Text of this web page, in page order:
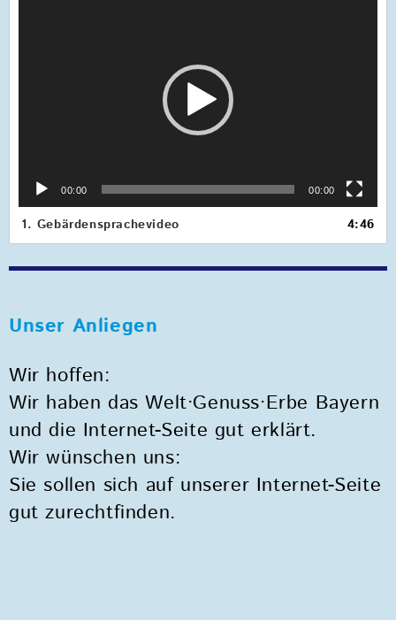
00:00 00:00
1. Gebärdensprachevideo 4:46
Unser Anliegen
Wir hoffen:
Wir haben das Welt·Genuss·Erbe Bayern
und die Internet-Seite gut erklärt.
Wir wünschen uns:
Sie sollen sich auf unserer Internet-Seite
gut zurechtfinden.